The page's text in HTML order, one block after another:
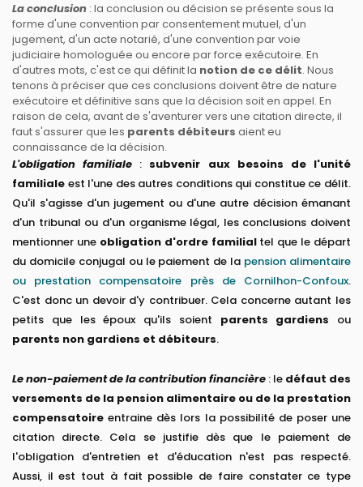
La conclusion : la conclusion ou décision se présente sous la
forme d'une convention par consentement mutuel, d'un
jugement, d'un acte notarié, d'une convention par voie
judiciaire homologuée ou encore par force exécutoire. En
d'autres mots, c'est ce qui définit la notion de ce délit. Nous
tenons à préciser que ces conclusions doivent être de nature
exécutoire et définitive sans que la décision soit en appel. En
raison de cela, avant de s'aventurer vers une citation directe, il
faut s'assurer que les parents débiteurs aient eu
connaissance de la décision.
L'obligation familiale : subvenir aux besoins de l'unité
familiale est l'une des autres conditions qui constitue ce délit.
Qu'il s'agisse d'un jugement ou d'une autre décision émanant
d'un tribunal ou d'un organisme légal, les conclusions doivent
mentionner une obligation d'ordre familialtel que le départ
du domicile conjugal ou le paiement de la pension alimentaire
ou prestation compensatoire près de Cornilhon-Confoux.
C'est donc un devoir d'y contribuer. Cela concerne autant les
petits que les époux qu'ils soient parents gardiens ou
parents non gardiens et débiteurs.
Le non-paiement de la contribution financière : le défaut des
versements de la pension alimentaire ou de la prestation
compensatoire entraine dès lors la possibilité de poser une
citation directe. Cela se justifie dès que le paiement de
l'obligation d'entretien et d'éducation n'est pas respecté.
Aussi, il est tout à fait possible de faire constater ce type